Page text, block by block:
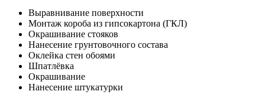
Выравнивание поверхности
Монтаж короба из гипсокартона (ГКЛ)
Окрашивание стояков
Нанесение грунтовочного состава
Оклейка стен обоями
Шпатлёвка
Окрашивание
Нанесение штукатурки